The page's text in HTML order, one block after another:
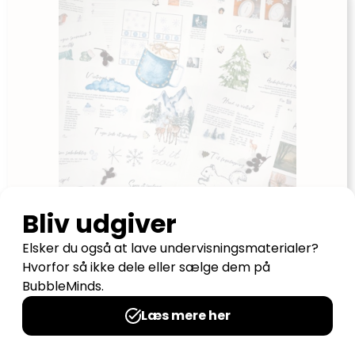
Vinterkompendie – for indskolingsbørn
Udgives af: Camilla Krogsgaard